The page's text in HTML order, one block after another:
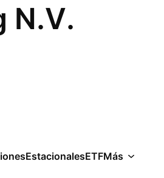
N.V.
EstacionalesETFMás